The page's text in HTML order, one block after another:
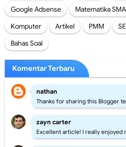
Google Adsense
Matematika SMA
Komputer
Artikel PMM
Bahas Soal
Komentar Terbaru
nathan
Thanks for sharing this Blogger
zayn carter
Excellent article! I really enjoyed